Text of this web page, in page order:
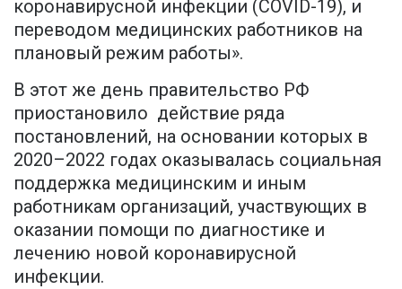
коронавирусной инфекции (COVID-19), и
переводом медицинских работников на
плановый режим работы».
В этот же день правительство РФ
приостановило действие ряда
постановлений, на основании которых в
2020–2022 годах оказывалась социальная
поддержка медицинским и иным
работникам организаций, участвующих в
оказании помощи по диагностике и
лечению новой коронавирусной
инфекции.